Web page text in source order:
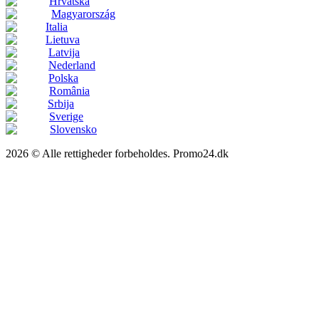
Magyarország
Italia
Lietuva
Latvija
Nederland
Polska
România
Srbija
Sverige
Slovensko
2026 © Alle rettigheder forbeholdes. Promo24.dk